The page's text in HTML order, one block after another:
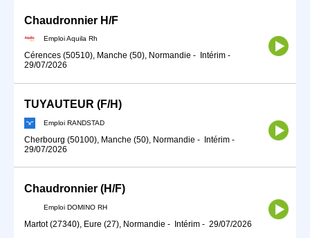
Chaudronnier H/F
Emploi Aquila Rh
Cérences (50510), Manche (50), Normandie - Intérim -
29/07/2026
TUYAUTEUR (F/H)
Emploi RANDSTAD
Cherbourg (50100), Manche (50), Normandie - Intérim -
29/07/2026
Chaudronnier (H/F)
Emploi DOMINO RH
Martot (27340), Eure (27), Normandie - Intérim - 29/07/2026